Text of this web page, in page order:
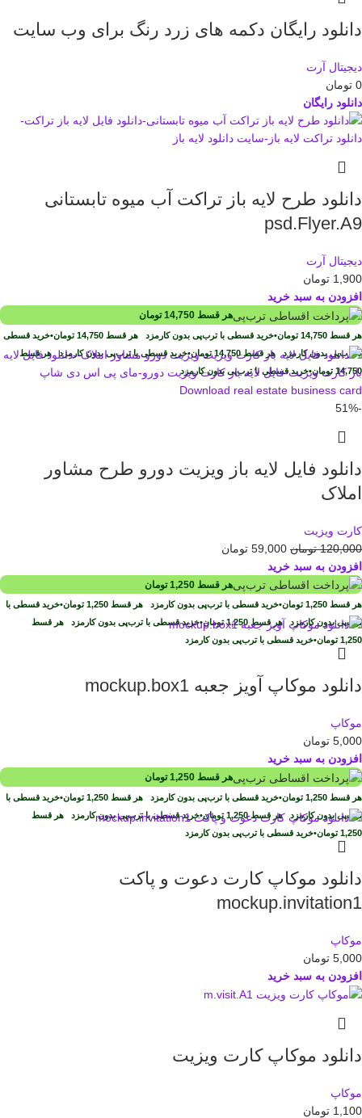
دانلود رایگان دکمه های زرد رنگ برای وب سایت
دیجیتال آرت
0 تومان
دانلود رایگان
دانلود طرح لايه باز تراکت آب میوه تابستانی
psd.Flyer.A9
دیجیتال آرت
1,900 تومان
افزودن به سبد خرید
هر قسط 14,750 تومان
هر قسط 14,750 تومان•خرید قسطی با ترب‌پی بدون کارمزد هر قسط 14,750 تومان•خرید قسطی
با ترب‌پی بدون کارمزد هر قسط14,750 تومان•خرید قسطی با ترب‌پی بدون کارمزدهر قسط
14,750 تومان•خرید قسطی با ترب‌پی بدون کارمزد
-51%
دانلود فایل لايه باز ويزيت دورو طرح مشاور
املاک
کارت ویزیت
120,000 تومان 59,000 تومان
افزودن به سبد خرید
هر قسط 1,250 تومان
هر قسط 1,250 تومان•خرید قسطی با ترب‌پی بدون کارمزد هر قسط 1,250 تومان•خرید قسطی با
ترب‌پی بدون کارمزدهر قسط 1,250 تومان•خرید قسطی با ترب‌پی بدون کارمزد هر قسط
1,250 تومان•خرید قسطی با ترب‌پی بدون کارمزد
دانلود موکاپ آویز جعبه mockup.box1
موکاپ
5,000 تومان
افزودن به سبد خرید
هر قسط 1,250 تومان
هر قسط 1,250 تومان•خرید قسطی با ترب‌پی بدون کارمزد هر قسط 1,250 تومان•خرید قسطی با
ترب‌پی بدون کارمزدهر قسط1,250 تومان•خرید قسطی با ترب‌پی بدون کارمزد هر قسط
1,250 تومان•خرید قسطی با ترب‌پی بدون کارمزد
دانلود موکاپ کارت دعوت و پاکت
mockup.invitation1
موکاپ
5,000 تومان
افزودن به سبد خرید
دانلود موکاپ کارت ویزیت
موکاپ
1,100 تومان